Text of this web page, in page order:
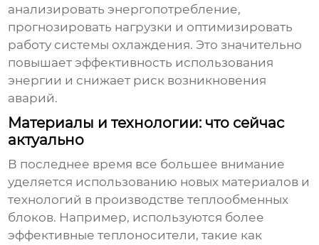
анализировать энергопотребление,
прогнозировать нагрузки и оптимизировать
работу системы охлаждения. Это значительно
повышает эффективность использования
энергии и снижает риск возникновения
аварий.
Материалы и технологии: что сейчас
актуально
В последнее время все большее внимание
уделяется использованию новых материалов и
технологий в производстветеплообменных
блоков. Например, используются более
эффективные теплоносители, такие как